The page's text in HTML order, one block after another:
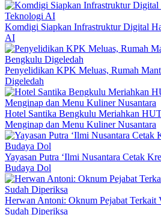
Komdigi Siapkan Infrastruktur Digital
AI
Penyelidikan KPK Meluas, Rumah
Digeledah
Hotel Santika Bengkulu Meriahkan
Menginap dan Menu Kuliner Nusantara
Yayasan Putra ‘Ilmi Nusantara Cetak
Budaya Dol
Herwan Antoni: Oknum Pejabat Terkait
Sudah Diperiksa